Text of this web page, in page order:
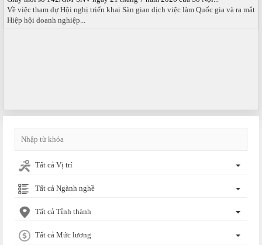
Về việc tham dự Hội nghị triển khai Sàn giao dịch việc làm Quốc gia và ra mắt
Hiệp hội doanh nghiệp...
Tất cả Vị trí
Tất cả Ngành nghề
Tất cả Tỉnh thành
Tất cả Mức lương